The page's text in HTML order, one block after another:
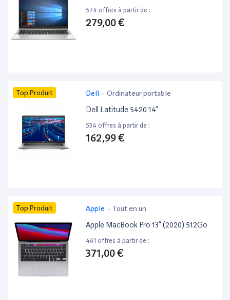
574 offres à partir de :
279,00 €
Top Produit Dell - Ordinateur portable
Dell Latitude 5420 14”
534 offres à partir de :
162,99 €
Top Produit Apple - Tout en un
Apple MacBook Pro 13” (2020) 512Go
461 offres à partir de :
371,00 €